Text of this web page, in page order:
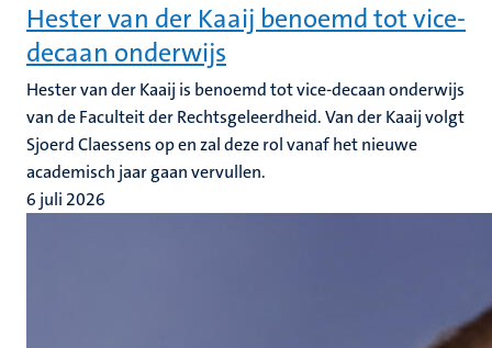
Hester van der Kaaij benoemd tot vice-
decaan onderwijs
Hester van der Kaaij is benoemd tot vice-decaan onderwijs
van de Faculteit der Rechtsgeleerdheid. Van der Kaaij volgt
Sjoerd Claessens op en zal deze rol vanaf het nieuwe
academisch jaar gaan vervullen.
6 juli 2026